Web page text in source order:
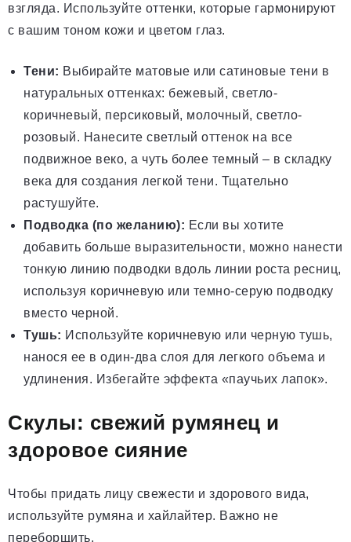
взгляда. Используйте оттенки, которые гармонируют
с вашим тоном кожи и цветом глаз.
Тени: Выбирайте матовые или сатиновые тени в
натуральных оттенках: бежевый, светло-
коричневый, персиковый, молочный, светло-
розовый. Нанесите светлый оттенок на все
подвижное веко, а чуть более темный – в складку
века для создания легкой тени. Тщательно
растушуйте.
Подводка (по желанию): Если вы хотите
добавить больше выразительности, можно нанести
тонкую линию подводки вдоль линии роста ресниц,
используя коричневую или темно-серую подводку
вместо черной.
Тушь: Используйте коричневую или черную тушь,
нанося ее в один-два слоя для легкого объема и
удлинения. Избегайте эффекта «паучьих лапок».
Скулы: свежий румянец и
здоровое сияние
Чтобы придать лицу свежести и здорового вида,
используйте румяна и хайлайтер. Важно не
переборщить.